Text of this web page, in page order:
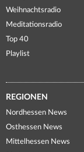
Weihnachtsradio
Meditationsradio
Top 40
Playlist
REGIONEN
Nordhessen News
Osthessen News
Mittelhessen News